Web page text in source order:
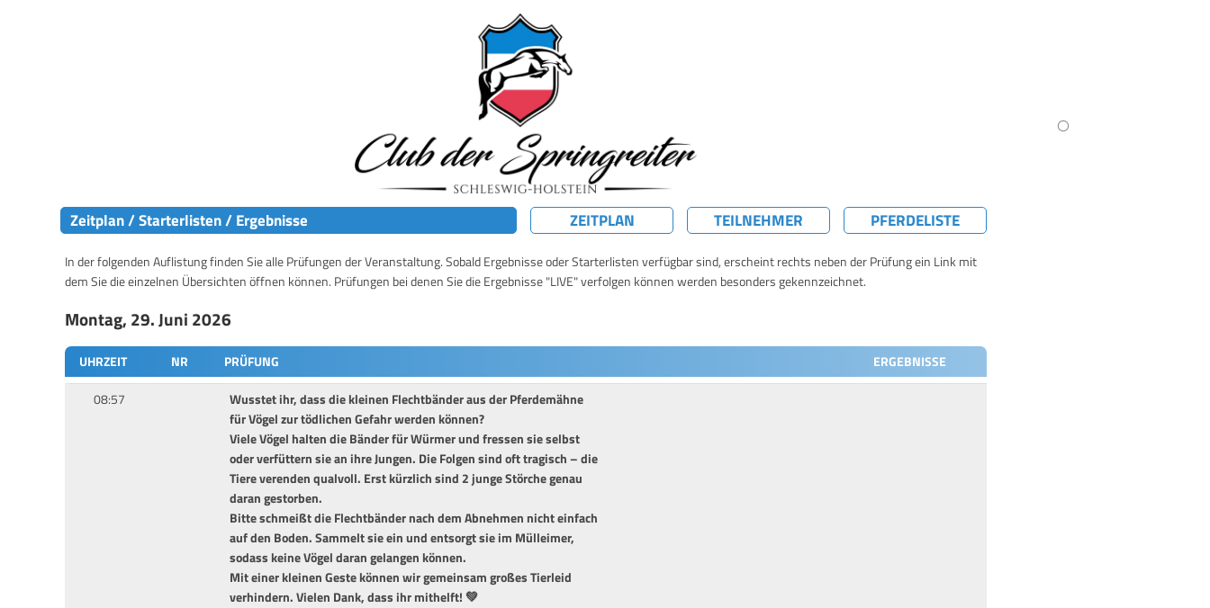
Zeitplan / Starterlisten / Ergebnisse ZEITPLAN TEILNEHMER PFERDELISTE
In der folgenden Auflistung finden Sie alle Prüfungen der Veranstaltung. Sobald Ergebnisse oder Starterlisten verfügbar sind, erscheint rechts neben der Prüfung ein Link mit
dem Sie die einzelnen Übersichten öffnen können. Prüfungen bei denen Sie die Ergebnisse "LIVE" verfolgen können werden besonders gekennzeichnet.
Montag, 29. Juni 2026
UHRZEIT NR PRÜFUNG
ERGEBNISSE
08:57
Wusstet ihr, dass die kleinen Flechtbänder aus der Pferdemähne
für Vögel zur tödlichen Gefahr werden können?
Viele Vögel halten die Bänder für Würmer und fressen sie selbst
oder verfüttern sie an ihre Jungen. Die Folgen sind oft tragisch – die
Tiere verenden qualvoll. Erst kürzlich sind 2 junge Störche genau
daran gestorben.
Bitte schmeißt die Flechtbänder nach dem Abnehmen nicht einfach
auf den Boden. Sammelt sie ein und entsorgt sie im Mülleimer,
sodass keine Vögel daran gelangen können.
Mit einer kleinen Geste können wir gemeinsam großes Tierleid
verhindern. Vielen Dank, dass ihr mithelft! 💚